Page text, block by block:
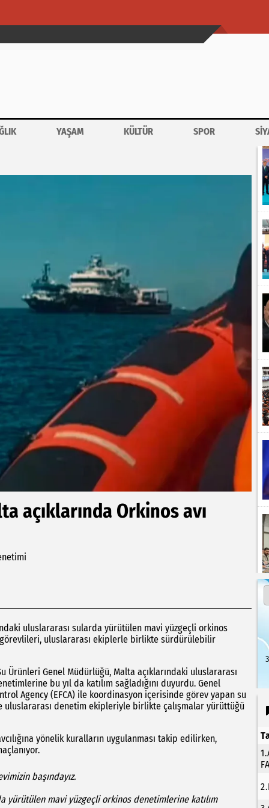
YAŞAM KÜLTÜR SPOR
açıklarında Orkinos avı
uluslararası sularda yürütülen mavi yüzgeçli orkinos
görevlileri, uluslararası ekiplerle birlikte sürdürülebilir
Ürünleri Genel Müdürlüğü, Malta açıklarındaki uluslararası
bu yıl da katılım sağladığını duyurdu. Genel
Agency (EFCA) ile koordinasyon içerisinde görev yapan su
denetim ekipleriyle birlikte çalışmalar yürüttüğü
yönelik kuralların uygulanması takip edilirken,
başındayız.
yürütülen mavi yüzgeçli orkinos denetimlerine katılım